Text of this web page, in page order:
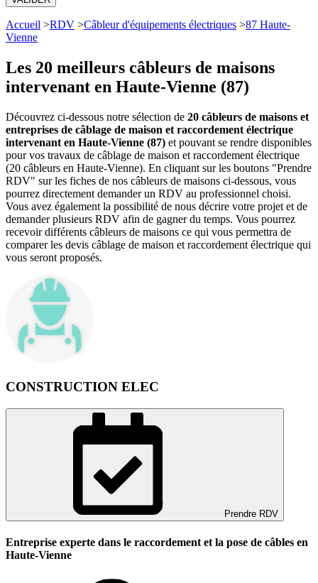
Accueil >RDV >Câbleur d'équipements électriques >87 Haute-
Vienne
Les 20 meilleurs câbleurs de maisons
intervenant en Haute-Vienne (87)
Découvrez ci-dessous notre sélection de 20 câbleurs de maisons et
entreprises de câblage de maison et raccordement électrique
intervenant en Haute-Vienne (87) et pouvant se rendre disponibles
pour vos travaux de câblage de maison et raccordement électrique
(20 câbleurs en Haute-Vienne). En cliquant sur les boutons "Prendre
RDV" sur les fiches de nos câbleurs de maisons ci-dessous, vous
pourrez directement demander un RDV au professionnel choisi.
Vous avez également la possibilité de nous décrire votre projet et de
demander plusieurs RDV afin de gagner du temps. Vous pourrez
recevoir différents câbleurs de maisons ce qui vous permettra de
comparer les devis câblage de maison et raccordement électrique qui
vous seront proposés.
CONSTRUCTION ELEC
Prendre RDV
Entreprise experte dans le raccordement et la pose de câbles en
Haute-Vienne